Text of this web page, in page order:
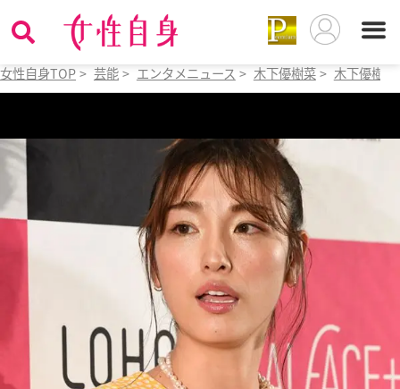
女性自身TOP > 芸能 > エンタメニュース > 木下優樹菜 > 木下優樹